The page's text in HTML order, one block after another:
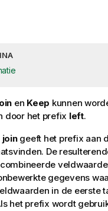
en Keep kunnen
door het prefix left.
joingeeft het prefix aan
De
gegevens
in de eerste
het prefix wordt